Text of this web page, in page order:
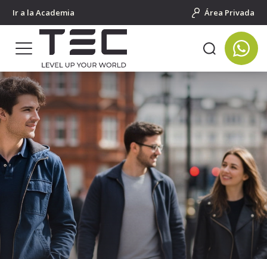
Ir a la Academia Área Privada
Portada
Cursos en el extranjero para adultos
Inglaterra
Londres